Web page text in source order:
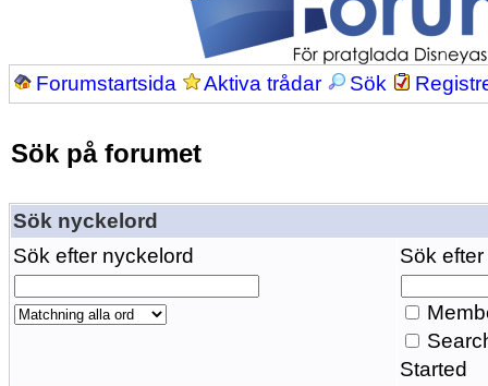
Forumstartsida Aktiva trådar Sök
Sök på forumet
Sök nyckelord
Sök efter nyckelord
Sök
Started